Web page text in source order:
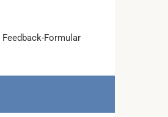
Feedback-Formular